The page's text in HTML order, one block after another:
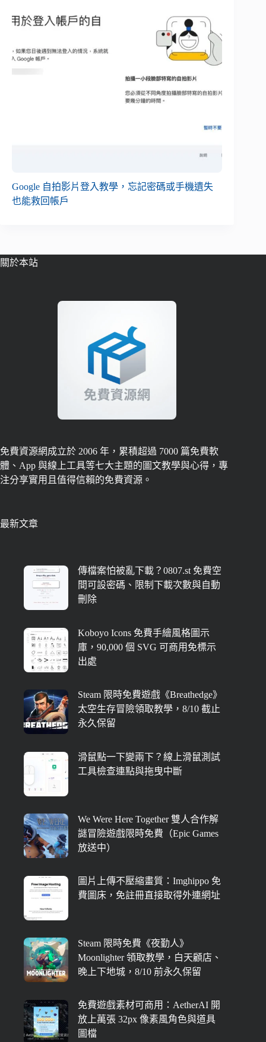
Google 自拍影片登入教學，忘記密碼或手機遺失
也能救回帳戶
關於本站
免費資源網成立於 2006 年，累積超過 7000 篇免費軟
體、App 與線上工具等七大主題的圖文教學與心得，專
注分享實用且值得信賴的免費資源。
最新文章
傳檔案怕被亂下載？0807.st 免費空
間可設密碼、限制下載次數與自動
刪除
Koboyo Icons 免費手繪風格圖示
庫，90,000 個 SVG 可商用免標示
出處
Steam 限時免費遊戲《Breathedge》
太空生存冒險領取教學，8/10 截止
永久保留
滑鼠點一下變兩下？線上滑鼠測試
工具檢查連點與拖曳中斷
We Were Here Together 雙人合作解
謎冒險遊戲限時免費（Epic Games
放送中）
圖片上傳不壓縮畫質：Imghippo 免
費圖床，免註冊直接取得外連網址
Steam 限時免費《夜勤人》
Moonlighter 領取教學，白天顧店、
晚上下地城，8/10 前永久保留
免費遊戲素材可商用：AetherAI 開
放上萬張 32px 像素風角色與道具
圖檔